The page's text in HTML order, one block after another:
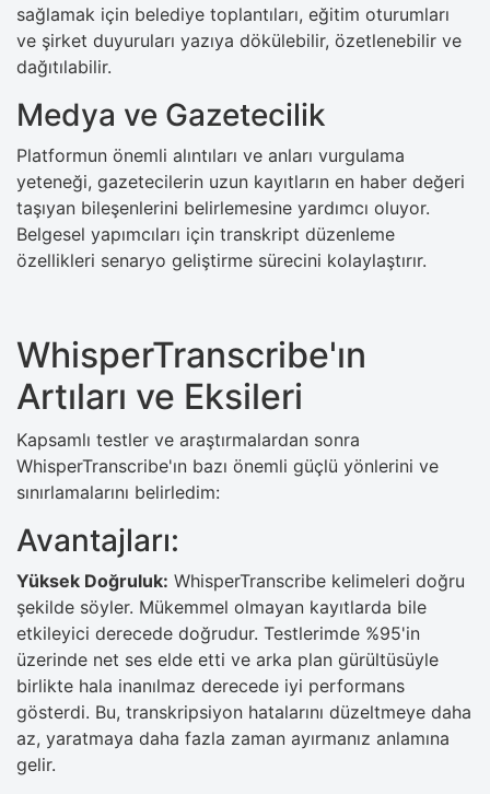
sağlamak için belediye toplantıları, eğitim oturumları
ve şirket duyuruları yazıya dökülebilir, özetlenebilir ve
dağıtılabilir.
Medya ve Gazetecilik
Platformun önemli alıntıları ve anları vurgulama
yeteneği, gazetecilerin uzun kayıtların en haber değeri
taşıyan bileşenlerini belirlemesine yardımcı oluyor.
Belgesel yapımcıları için transkript düzenleme
özellikleri senaryo geliştirme sürecini kolaylaştırır.
WhisperTranscribe'ın
Artıları ve Eksileri
Kapsamlı testler ve araştırmalardan sonra
WhisperTranscribe'ın bazı önemli güçlü yönlerini ve
sınırlamalarını belirledim:
Avantajları:
Yüksek Doğruluk: WhisperTranscribe kelimeleri doğru
şekilde söyler. Mükemmel olmayan kayıtlarda bile
etkileyici derecede doğrudur. Testlerimde %95'in
üzerinde net ses elde etti ve arka plan gürültüsüyle
birlikte hala inanılmaz derecede iyi performans
gösterdi. Bu, transkripsiyon hatalarını düzeltmeye daha
az, yaratmaya daha fazla zaman ayırmanız anlamına
gelir.